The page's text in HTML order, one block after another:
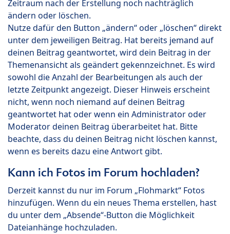
Zeitraum nach der Erstellung noch nachträglich
ändern oder löschen.
Nutze dafür den Button „ändern“ oder „löschen“ direkt
unter dem jeweiligen Beitrag. Hat bereits jemand auf
deinen Beitrag geantwortet, wird dein Beitrag in der
Themenansicht als geändert gekennzeichnet. Es wird
sowohl die Anzahl der Bearbeitungen als auch der
letzte Zeitpunkt angezeigt. Dieser Hinweis erscheint
nicht, wenn noch niemand auf deinen Beitrag
geantwortet hat oder wenn ein Administrator oder
Moderator deinen Beitrag überarbeitet hat. Bitte
beachte, dass du deinen Beitrag nicht löschen kannst,
wenn es bereits dazu eine Antwort gibt.
Kann ich Fotos im Forum hochladen?
Derzeit kannst du nur im Forum „Flohmarkt“ Fotos
hinzufügen. Wenn du ein neues Thema erstellen, hast
du unter dem „Absende“-Button die Möglichkeit
Dateianhänge hochzuladen.